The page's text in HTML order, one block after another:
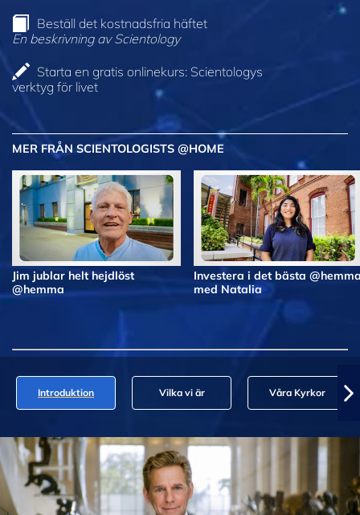
Beställ det kostnadsfria häftet
En beskrivning av Scientology
Starta en gratis onlinekurs: Scientologys
verktyg för livet
MER FRÅN SCIENTOLOGISTS @HOME
Jim jublar helt hejdlöst
@hemma
Investera i det bästa
med Natalia
Introduktion Vilka vi är Våra Kyrkor